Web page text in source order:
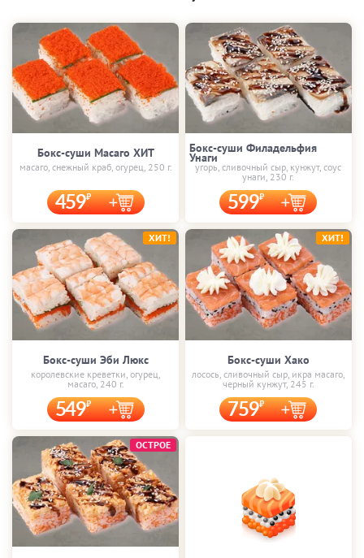
Бокс-суши Масаго ХИТ
масаго, снежный краб, огурец, 250 г.
459
Бокс-суши Филадельфия
Унаги
угорь, сливочный сыр, кунжут, соус
унаги, 230 г.
599
Бокс-суши Эби Люкс
королевские креветки, огурец,
масаго, 240 г.
549
ХИТ!
Бокс-суши Хако
лосось, сливочный сыр, икра масаго,
черный кунжут, 245 г.
759
ХИТ!
ОСТРОЕ